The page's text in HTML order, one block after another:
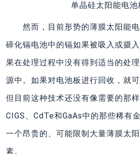
单晶硅太阳能电池
然而，目前形势的薄膜太阳能电
碲化镉电池中的镉如果被吸入或摄
果在处理过程中没有得到适当的处
源中。如果对电池板进行回收，就
但目前这种技术还没有像需要的那
CIGS、CdTe和GaAs中的那些稀有
一个昂贵的、可能限制大量薄膜太
素。